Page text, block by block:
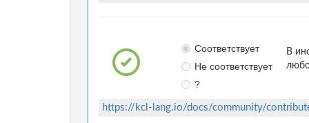
Соответствует
Не соответствует
?
В
https://kcl-lang.io/docs/community/